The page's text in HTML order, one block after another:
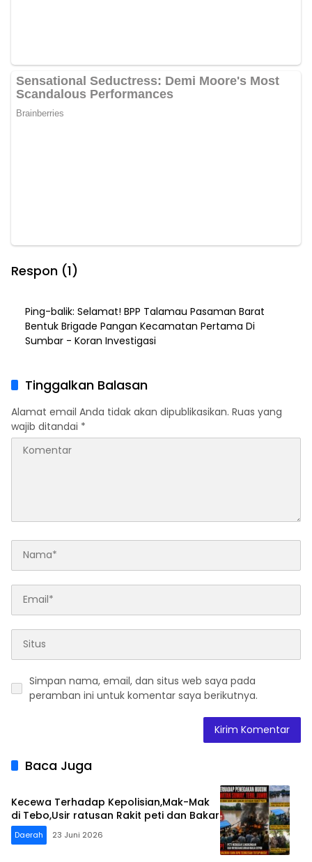
Respon (1)
Ping-balik: Selamat! BPP Talamau Pasaman Barat
Bentuk Brigade Pangan Kecamatan Pertama Di
Sumbar - Koran Investigasi
Tinggalkan Balasan
Alamat email Anda tidak akan dipublikasikan. Ruas yang
wajib ditandai *
Simpan nama, email, dan situs web saya pada
peramban ini untuk komentar saya berikutnya.
Baca Juga
Kecewa Terhadap Kepolisian,Mak-Mak
di Tebo,Usir ratusan Rakit peti dan Bakar
Daerah 23 Juni 2026